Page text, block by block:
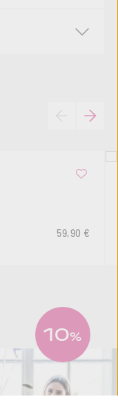
Regulärer
59,90 €
10%